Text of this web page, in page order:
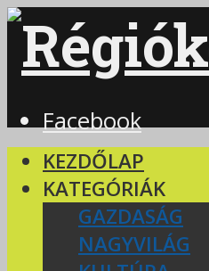
Facebook
KEZDŐLAP
KATEGÓRIÁK
GAZDASÁG
NAGYVILÁG